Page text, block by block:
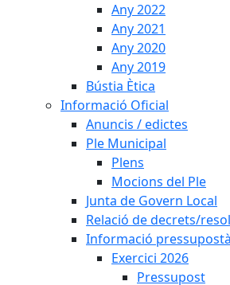
Any 2022
Any 2021
Any 2020
Any 2019
Bústia Ètica
Informació Oficial
Anuncis / edictes
Ple Municipal
Plens
Mocions del Ple
Junta de Govern Local
Relació de decrets/
Informació
Exercici 2026
Pressupost